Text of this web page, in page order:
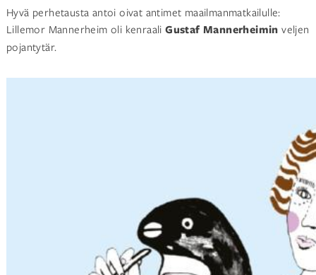
Hyvä perhetausta antoi oivat antimet maailmanmatkailulle:
Lillemor Mannerheim oli kenraaliGustaf Mannerheiminveljen
pojantytär.